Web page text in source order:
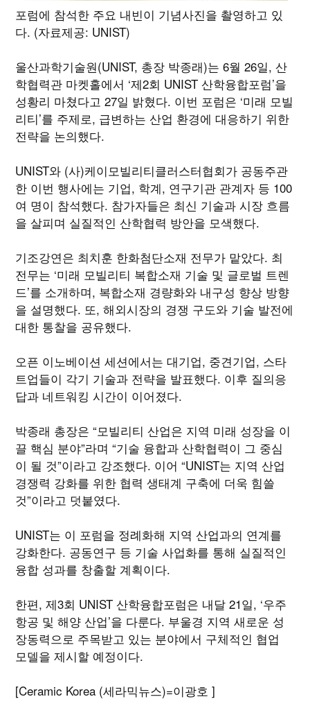
포럼에 참석한 주요 내빈이 기념사진을 촬영하고 있
다. (자료제공: UNIST)
울산과학기술원(UNIST, 총장 박종래)는 6월 26일, 산
학협력관 마켓홀에서 ‘제2회 UNIST 산학융합포럼’을
성황리 마쳤다고 27일 밝혔다. 이번 포럼은 ‘미래 모빌
리티’를 주제로, 급변하는 산업 환경에 대응하기 위한
전략을 논의했다.
UNIST와 (사)케이모빌리티클러스터협회가 공동주관
한 이번 행사에는 기업, 학계, 연구기관 관계자 등 100
여 명이 참석했다. 참가자들은 최신 기술과 시장 흐름
을 살피며 실질적인 산학협력 방안을 모색했다.
기조강연은 최치훈 한화첨단소재 전무가 맡았다. 최
전무는 ‘미래 모빌리티 복합소재 기술 및 글로벌 트렌
드’를 소개하며, 복합소재 경량화와 내구성 향상 방향
을 설명했다. 또, 해외시장의 경쟁 구도와 기술 발전에
대한 통찰을 공유했다.
오픈 이노베이션 세션에서는 대기업, 중견기업, 스타
트업들이 각기 기술과 전략을 발표했다. 이후 질의응
답과 네트워킹 시간이 이어졌다.
박종래 총장은 “모빌리티 산업은 지역 미래 성장을 이
끌 핵심 분야”라며 “기술 융합과 산학협력이 그 중심
이 될 것”이라고 강조했다. 이어 “UNIST는 지역 산업
경쟁력 강화를 위한 협력 생태계 구축에 더욱 힘쓸
것”이라고 덧붙였다.
UNIST는 이 포럼을 정례화해 지역 산업과의 연계를
강화한다. 공동연구 등 기술 사업화를 통해 실질적인
융합 성과를 창출할 계획이다.
한편, 제3회 UNIST 산학융합포럼은 내달 21일, ‘우주
항공 및 해양 산업’을 다룬다. 부울경 지역 새로운 성
장동력으로 주목받고 있는 분야에서 구체적인 협업
모델을 제시할 예정이다.
[Ceramic Korea (세라믹뉴스)=이광호 ]